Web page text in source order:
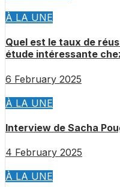
À LA UNE
Quel est le taux de
étude intéressante
6 February 2025
À LA UNE
Interview de Sacha
4 February 2025
À LA UNE